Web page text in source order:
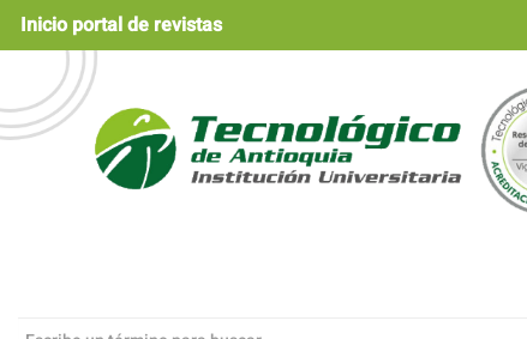
Navegación
principal
Contenido
principal
Barra
lateral
Inicio portal de revistas